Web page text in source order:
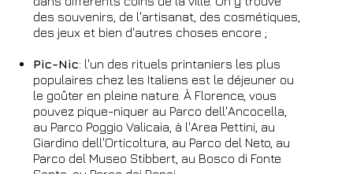
des souvenirs, de l'artisanat, des cosmétiques,
des jeux et bien d'autres choses encore ;
Pic-Nic: l'un des rituels printaniers les plus
populaires chez les Italiens est le déjeuner ou
le goûter en pleine nature. À Florence, vous
pouvez pique-niquer au Parco dell'Ancocella,
au Parco Poggio Valicaia, à l'Area Pettini, au
Giardino dell'Orticoltura, au Parco del Neto, au
Parco del Museo Stibbert, au Bosco di Fonte